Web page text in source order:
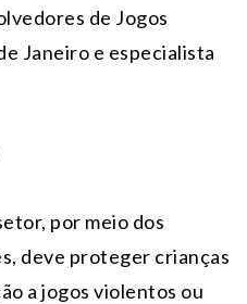
de Jogos
Janeiro e especialista
por meio dos
deve proteger crianças
a jogos violentos ou